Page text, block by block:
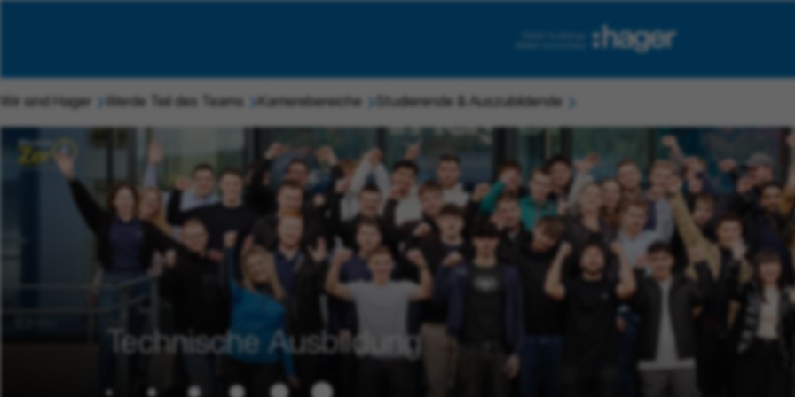
Wir sind Hager Werde Teil des Teams Karrierebereiche Studierende & Auszubildende
Technische Ausbildung